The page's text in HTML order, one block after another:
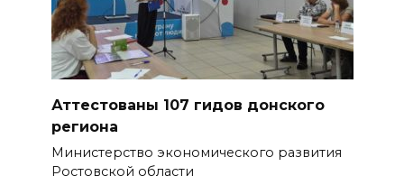
Аттестованы 107 гидов донского
региона
Министерство экономического развития
Ростовской области